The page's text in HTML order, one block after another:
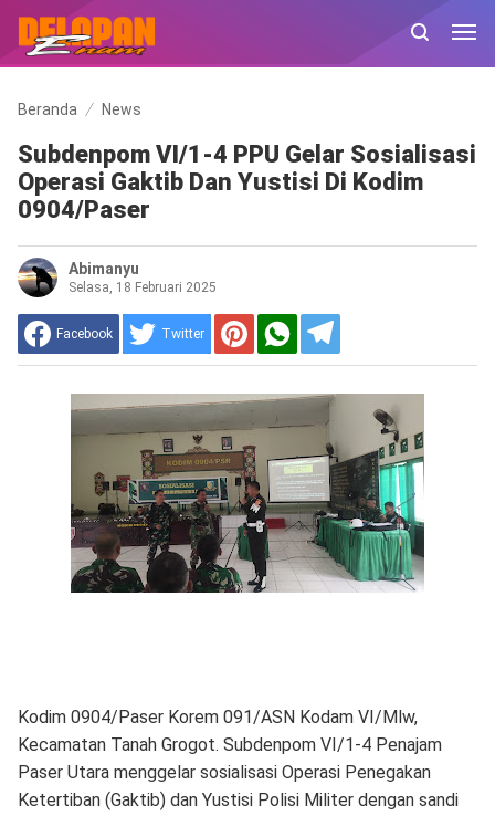
Beranda News
Subdenpom VI/1-4 PPU Gelar Sosialisasi
Operasi Gaktib Dan Yustisi Di Kodim
0904/Paser
Abimanyu
Selasa, 18 Februari 2025
Facebook Twitter
Kodim 0904/Paser Korem 091/ASN Kodam VI/Mlw,
Kecamatan Tanah Grogot. Subdenpom VI/1-4 Penajam
Paser Utara menggelar sosialisasi Operasi Penegakan
Ketertiban (Gaktib) dan Yustisi Polisi Militer dengan sandi